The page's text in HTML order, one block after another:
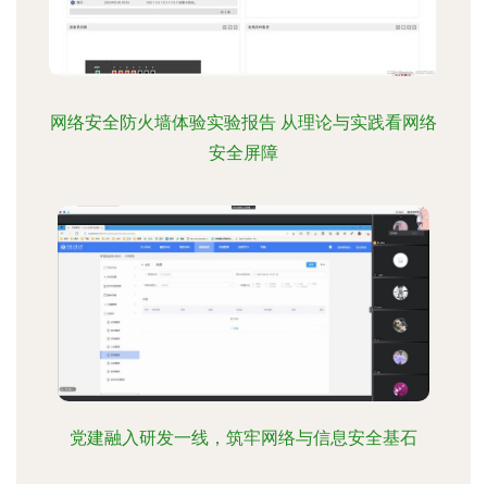
网络安全防火墙体验实验报告 从理论与实践看网络
安全屏障
党建融入研发一线，筑牢网络与信息安全基石